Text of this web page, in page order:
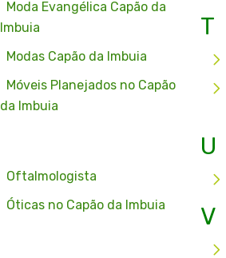
Moda Evangélica Capão da
Imbuia
Modas Capão da Imbuia
Móveis Planejados no Capão
da Imbuia
Oftalmologista
Óticas no Capão da Imbuia
T
U
V